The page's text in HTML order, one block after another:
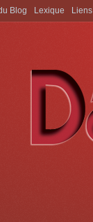
Blog Lexique Liens